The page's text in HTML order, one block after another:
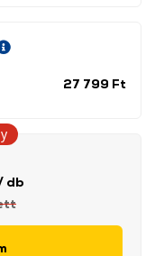
27 799 Ft
db